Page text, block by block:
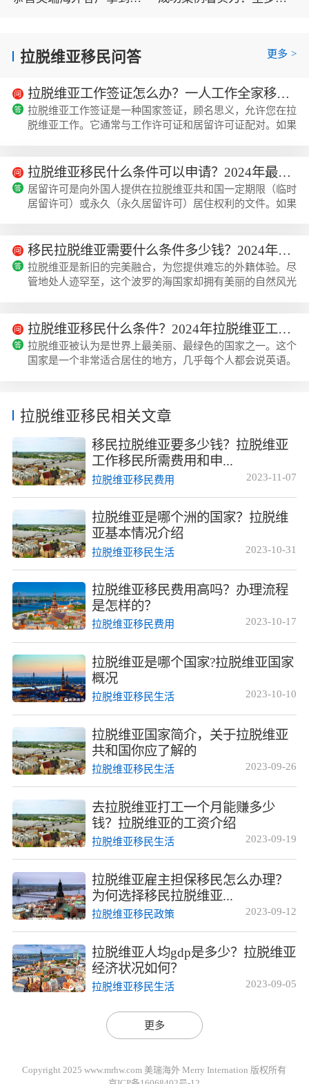
拉脱维亚移民问答 更多 >
拉脱维亚工作签证怎么办？一人工作全家移民欧洲！
拉脱维亚工作签证是一种国家签证，顾名思义，允许您在拉
脱维亚工作。它通常与工作许可证和居留许可证配对。如果
拉脱维亚移民什么条件可以申请？2024年最新要求
居留许可是向外国人提供在拉脱维亚共和国一定期限（临时
居留许可）或永久（永久居留许可）居住权利的文件。如果
移民拉脱维亚需要什么条件多少钱？2024年最新解读
拉脱维亚是新旧的完美融合，为您提供难忘的外籍体验。尽
管地处人迹罕至，这个波罗的海国家却拥有美丽的自然风光
拉脱维亚移民什么条件？2024年拉脱维亚工作移民解读
拉脱维亚被认为是世界上最美丽、最绿色的国家之一。这个
国家是一个非常适合居住的地方，几乎每个人都会说英语。
拉脱维亚移民相关文章
移民拉脱维亚要多少钱？拉脱维亚
工作移民所需费用和申...
2023-11-07
拉脱维亚移民费用
拉脱维亚是哪个洲的国家？拉脱维
亚基本情况介绍
2023-10-31
拉脱维亚移民生活
拉脱维亚移民费用高吗？办理流程
是怎样的？
2023-10-17
拉脱维亚移民费用
拉脱维亚是哪个国家?拉脱维亚国家
概况
2023-10-10
拉脱维亚移民生活
拉脱维亚国家简介，关于拉脱维亚
共和国你应了解的
2023-09-26
拉脱维亚移民生活
去拉脱维亚打工一个月能赚多少
钱？拉脱维亚的工资介绍
2023-09-19
拉脱维亚移民生活
拉脱维亚雇主担保移民怎么办理？
为何选择移民拉脱维亚...
2023-09-12
拉脱维亚移民政策
拉脱维亚人均gdp是多少？拉脱维亚
经济状况如何？
2023-09-05
拉脱维亚移民生活
更多
Copyright 2025 www.mrhw.com 美瑞海外 Merry Internation 版权所有